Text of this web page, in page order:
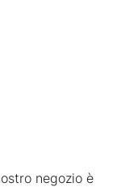
negozio è